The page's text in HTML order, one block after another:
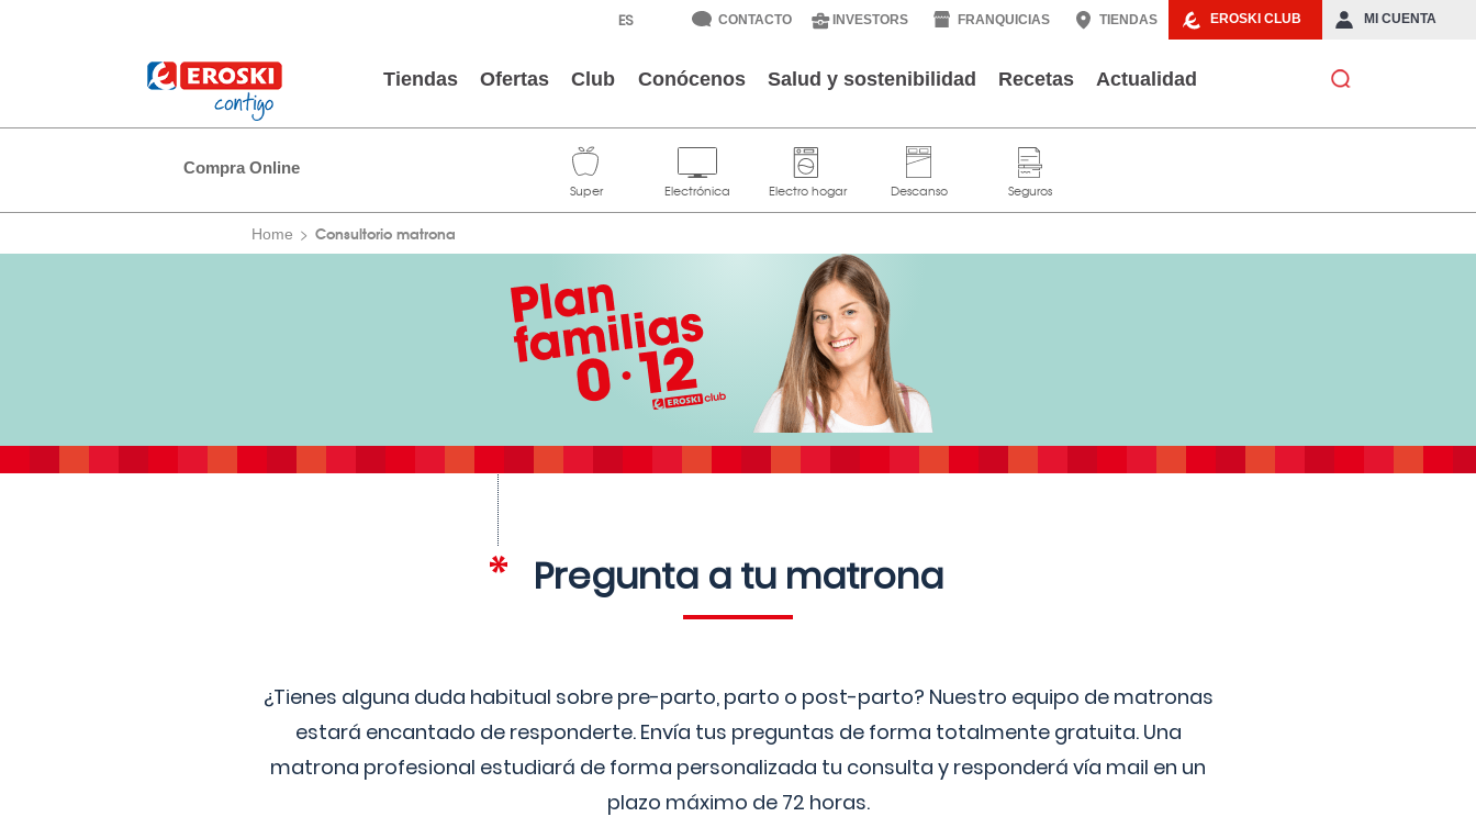
EROSKI CLUB MI CUENTA
CONTACTO INVESTORS FRANQUICIAS TIENDAS
Tiendas Ofertas Club Conócenos Salud y sostenibilidad Recetas Actualidad
Compra Online
Home Consultorio matrona
Pregunta a tu matrona
¿Tienes alguna duda habitual sobre pre-parto, parto o post-parto? Nuestro equipo de matronas
estará encantado de responderte. Envía tus preguntas de forma totalmente gratuita. Una
matrona profesional estudiará de forma personalizada tu consulta y responderá vía mail en un
plazo máximo de 72 horas.